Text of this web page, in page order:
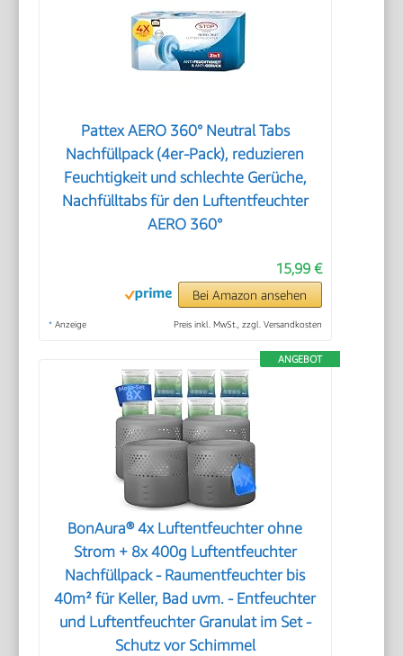
Pattex AERO 360° Neutral Tabs
Nachfüllpack (4er-Pack), reduzieren
Feuchtigkeit und schlechte Gerüche,
Nachfülltabs für den Luftentfeuchter
AERO 360°
15,99 €
Bei Amazon ansehen
* Anzeige Preis inkl. MwSt., zzgl. Versandkosten
ANGEBOT
BonAura® 4x Luftentfeuchter ohne
Strom + 8x 400g Luftentfeuchter
Nachfüllpack - Raumentfeuchter bis
40m² für Keller, Bad uvm. - Entfeuchter
und Luftentfeuchter Granulat im Set -
Schutz vor Schimmel